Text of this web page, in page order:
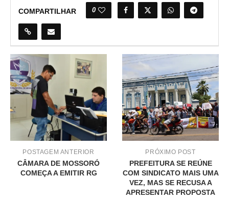
COMPARTILHAR 0
POSTAGEM ANTERIOR
CÂMARA DE MOSSORÓ
COMEÇA A EMITIR RG
PRÓXIMO POST
PREFEITURA SE REÚNE
COM SINDICATO MAIS UMA
VEZ, MAS SE RECUSA A
APRESENTAR PROPOSTA